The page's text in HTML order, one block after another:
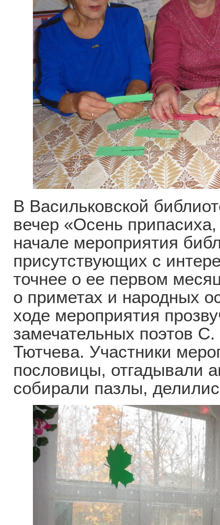
В Васильковской
вечер «Осень
начале мероприятия
присутствующих с
точнее о ее первом
о приметах и народных
ходе мероприятия
замечательных поэтов
Тютчева. Участники
пословицы, отгадывали
собирали пазлы,